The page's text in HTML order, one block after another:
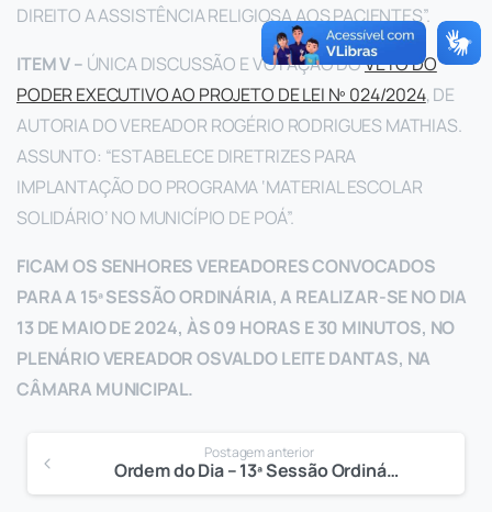
DIREITO A ASSISTÊNCIA RELIGIOSA AOS PACIENTES”.
ITEM V – ÚNICA DISCUSSÃO E VOTAÇÃO DOVETO DO
PODER EXECUTIVO AO PROJETO DE LEI Nº 024/2024, DE
AUTORIA DO VEREADOR ROGÉRIO RODRIGUES MATHIAS.
ASSUNTO: “ESTABELECE DIRETRIZES PARA
IMPLANTAÇÃO DO PROGRAMA ‘MATERIAL ESCOLAR
SOLIDÁRIO’ NO MUNICÍPIO DE POÁ”.
FICAM OS SENHORES VEREADORES CONVOCADOS
PARA A 15ª SESSÃO ORDINÁRIA, A REALIZAR-SE NO DIA
13 DE MAIO DE 2024, ÀS 09 HORAS E 30 MINUTOS, NO
PLENÁRIO VEREADOR OSVALDO LEITE DANTAS, NA
CÂMARA MUNICIPAL.
Postagem anterior
Ordem do Dia – 13ª Sessão Ordinária